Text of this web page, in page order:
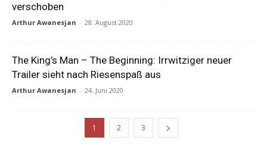
verschoben
Arthur Awanesjan - 28. August 2020
The King’s Man – The Beginning: Irrwitziger neuer
Trailer sieht nach Riesenspaß aus
Arthur Awanesjan - 24. Juni 2020
1 2 3